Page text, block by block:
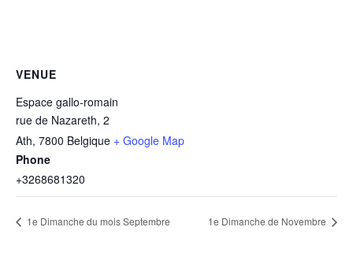
VENUE
Espace gallo-romain
rue de Nazareth, 2
Ath, 7800 Belgique + Google Map
Phone
+3268681320
1e Dimanche du mois Septembre 1e Dimanche de Novembre